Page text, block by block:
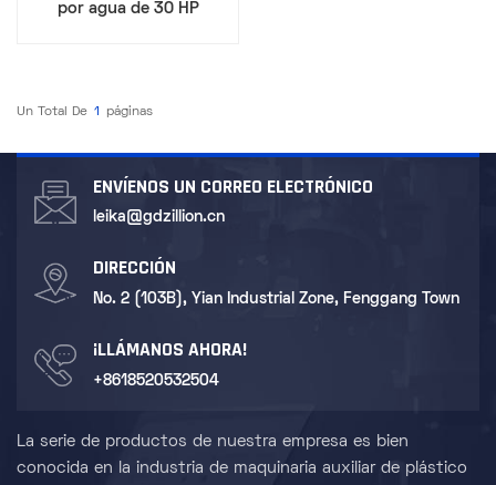
por agua de 30 HP
Un Total De 1 Páginas
ENVÍENOS UN CORREO ELECTRÓNICO
leika@gdzillion.cn
DIRECCIÓN
No. 2 (103B), Yian Industrial Zone, Fenggang Town
¡LLÁMANOS AHORA!
+8618520532504
La serie de productos de nuestra empresa es bien
conocida en la industria de maquinaria auxiliar de plástico